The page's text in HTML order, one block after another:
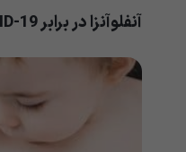
آنفلوآنزا در برابر